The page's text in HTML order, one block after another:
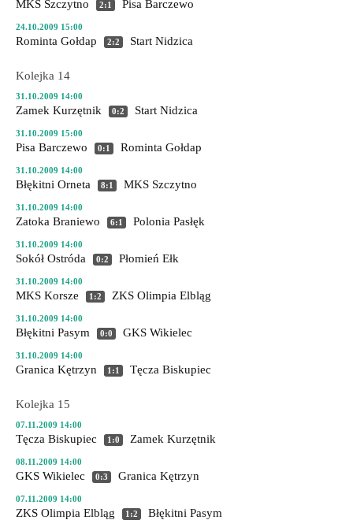
MKS Szczytno 2:1 Pisa Barczewo
24.10.2009 15:00
Rominta Gołdap 2:2 Start Nidzica
Kolejka 14
31.10.2009 14:00
Zamek Kurzętnik 0:2 Start Nidzica
31.10.2009 15:00
Pisa Barczewo 0:1 Rominta Gołdap
31.10.2009 14:00
Błękitni Orneta 8:1 MKS Szczytno
31.10.2009 14:00
Zatoka Braniewo 6:1 Polonia Pasłęk
31.10.2009 14:00
Sokół Ostróda 0:2 Płomień Ełk
31.10.2009 14:00
MKS Korsze 1:2 ZKS Olimpia Elbląg
31.10.2009 14:00
Błękitni Pasym 0:0 GKS Wikielec
31.10.2009 14:00
Granica Kętrzyn 1:1 Tęcza Biskupiec
Kolejka 15
07.11.2009 14:00
Tęcza Biskupiec 1:0 Zamek Kurzętnik
08.11.2009 14:00
GKS Wikielec 0:3 Granica Kętrzyn
07.11.2009 14:00
ZKS Olimpia Elbląg 1:2 Błękitni Pasym